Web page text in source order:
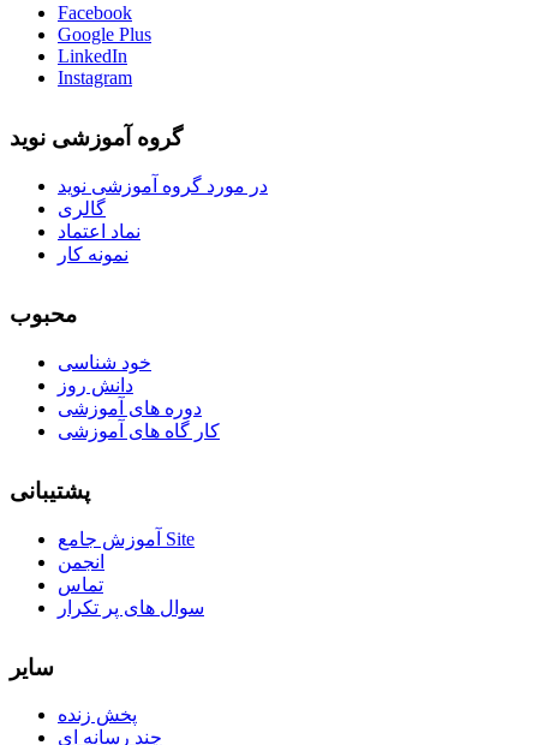
Facebook
Google Plus
LinkedIn
Instagram
گروه آموزشی نوید
در مورد گروه آموزشی نوید
گالری
نماد اعتماد
نمونه کار
محبوب
خود شناسی
دانش روز
دوره های آموزشی
کار گاه های آموزشی
پشتیبانی
آموزش جامع Site
انجمن
تماس
سوال های پر تکرار
سایر
پخش زنده
چند رسانه ای